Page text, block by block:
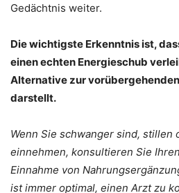
Gedächtnis weiter.
Die wichtigste Erkenntnis ist,
einen echten Energieschub
Alternative zur
darstellt.
Wenn Sie schwanger sind, stillen
einnehmen, konsultieren Sie
Einnahme von
ist immer optimal, einen Arzt zu